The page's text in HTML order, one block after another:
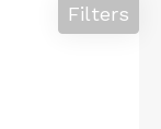
Filters